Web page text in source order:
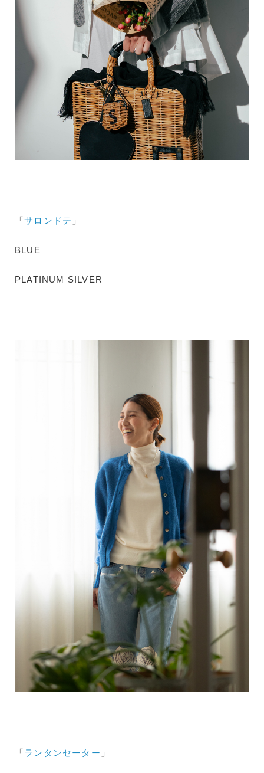
「サロンドテ 」
BLUE
PLATINUM SILVER
「ランタンセーター 」